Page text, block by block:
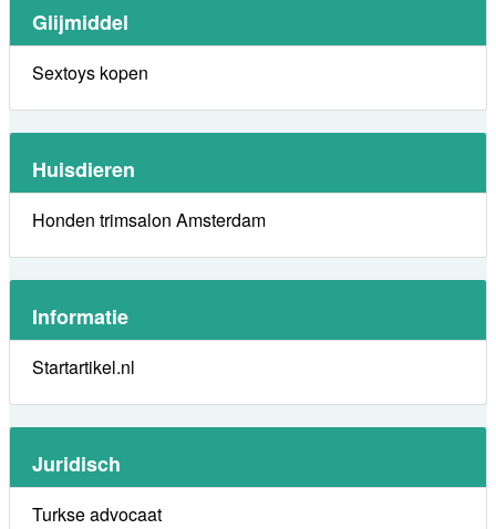
Glijmiddel
Sextoys kopen
Huisdieren
Honden trimsalon Amsterdam
Informatie
Startartikel.nl
Juridisch
Turkse advocaat